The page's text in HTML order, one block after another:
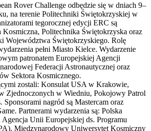
Rover Challenge odbędzie się w dniach 9–
na terenie Politechniki Świętokrzyskiej w
tegorocznej edycji ERC są
Kosmiczna, Politechnika Świętokrzyska oraz
Województwa Świętokrzyskiego. Rolę
pełni Miasto Kielce. Wydarzenie
patronatem Europejskiej Agencji
Federacji Astronautycznej oraz
Sektora Kosmicznego.
zostali: Konsulat USA w Krakowie,
Zjednoczonych w Wiedniu, Pokojowy Patrol
Sponsorami nagród są Mastercam oraz
Partnerami wydarzenia są: Polska
Unii Europejskiej ds. Programu
Międzynarodowy Uniwersytet Kosmiczny